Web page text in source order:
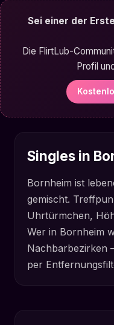
Sei einer der
Die FlirtLub-
Profil
Singles in
Bornheim ist
gemischt.
Uhrtürmchen,
Wer in Bornheim
Nachbarbezirken
per